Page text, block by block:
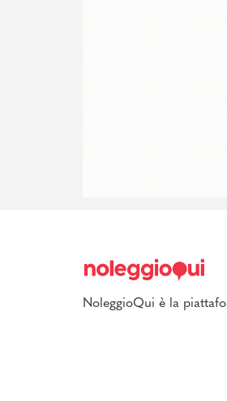
NoleggioQui è la